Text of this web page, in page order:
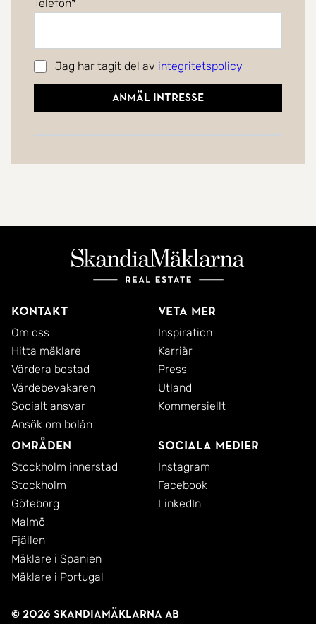
Telefon
Jag har tagit del av integritetspolicy
Anmäl intresse
Kontakt
Om oss
Hitta mäklare
Värdera bostad
Värdebevakaren
Socialt ansvar
Ansök om bolån
Veta mer
Inspiration
Karriär
Press
Utland
Kommersiellt
Områden
Stockholm innerstad
Stockholm
Göteborg
Malmö
Fjällen
Mäklare i Spanien
Mäklare i Portugal
Sociala medier
Instagram
Facebook
LinkedIn
© 2026 SkandiaMäklarna AB